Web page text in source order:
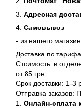
3. Адресная
4. Самовывоз
- из нашего
Доставка по
Стоимость: в
от 85 грн.
Срок доставки: 1-3
Отправка заказов:
1. Онлайн-оплата